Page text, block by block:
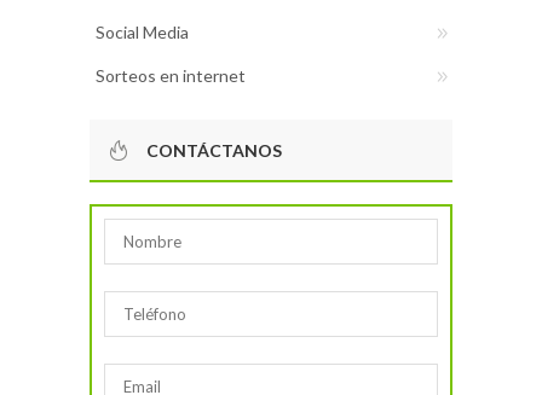
Social Media
Sorteos en internet
CONTÁCTANOS